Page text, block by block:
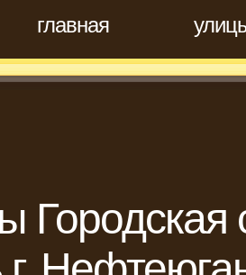
главная